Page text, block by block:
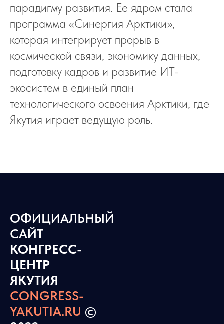
парадигму развития. Ее ядром стала
программа «Синергия Арктики»,
которая интегрирует прорыв в
космической связи, экономику данных,
подготовку кадров и развитие ИТ-
экосистем в единый план
технологического освоения Арктики, где
Якутия играет ведущую роль.
ОФИЦИАЛЬНЫЙ
САЙТ
КОНГРЕСС-
ЦЕНТР
ЯКУТИЯ
CONGRESS-
YAKUTIA.RU ©